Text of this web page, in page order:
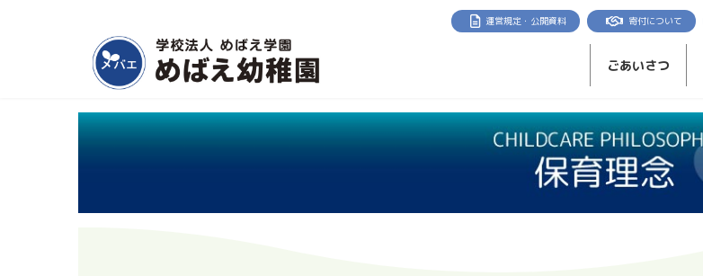
運営規定・公開資料 寄付について
ごあいさつ